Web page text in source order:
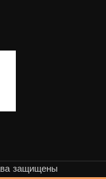
защищены